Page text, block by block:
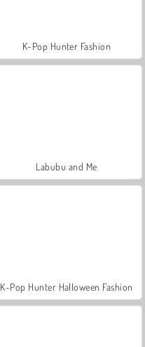
K-Pop Hunter Fashion
Labubu and Me
K-Pop Hunter Halloween Fashion